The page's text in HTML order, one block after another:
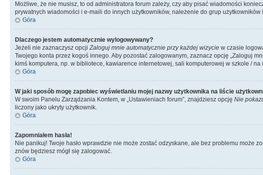
Możliwe, że nie musisz, to od administratora forum zależy, czy aby pisać wiadomości
prywatnych wiadomości i e-maili do innych użytkowników, należenie do grup
Góra
Dlaczego jestem automatycznie wylogowywany?
Jeżeli nie zaznaczysz opcjiZaloguj mnie automatycznie przy każdej wizycie w czasie
Twojego konta przez kogoś innego. Aby pozostać zalogowanym, zaznacz opcję „Zaloguj
kimś komputera, np. w bibliotece, kawiarence internetowej, sali komputerowej w szkole /
Góra
W jaki sposób mogę zapobiec wyświetlaniu mojej nazwy użytkownika na liście
W swoim Panelu Zarządzania Kontem, w „Ustawieniach forum”, znajdziesz opcję Nie
liczony jako ukryty użytkownik.
Góra
Zapomniałem hasła!
Nie panikuj! Twoje hasło wprawdzie nie może zostać odzyskane, ale bez problemu może
znów będziesz mógł się zalogować.
Góra